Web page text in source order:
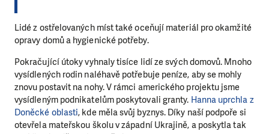
Lidé z ostřelovaných míst také oceňují materiál pro okamžité
opravy domů a hygienické potřeby.
Pokračující útoky vyhnaly tisíce lidí ze svých domovů. Mnoho
vysídlených rodin naléhavě potřebuje peníze, aby se mohly
znovu postavit na nohy. V rámci amerického projektu jsme
vysídleným podnikatelům poskytovali granty. Hanna uprchla z
Doněcké oblasti, kde měla svůj byznys. Díky naší podpoře si
otevřela mateřskou školu v západní Ukrajině, a poskytla tak